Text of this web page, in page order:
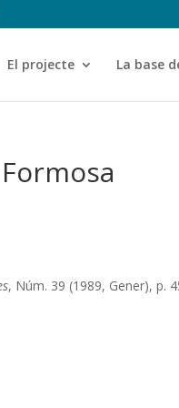
El projecte La base
, Núm. 39 (1989, Gener), p.